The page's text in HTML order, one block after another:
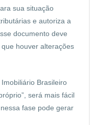
sua situação
e autoriza a
documento deve
houver alterações
Brasileiro
será mais fácil
fase pode gerar